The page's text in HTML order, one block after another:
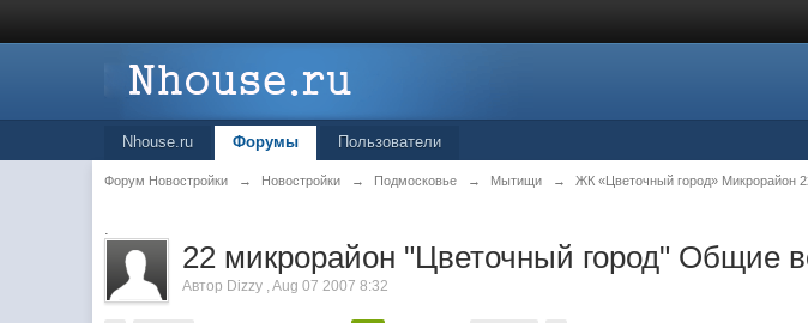
Nhouse.ru Форумы Пользователи
Форум Новостройки → Новостройки → Подмосковье → Мытищи → ЖК «Цветочный город» Микрорайон
.
22 микрорайон "Цветочный город" Общие
Автор Dizzy ,Aug 07 2007 8:32